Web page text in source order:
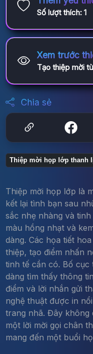
Số lượt thích: 1
Xem trước
Tạo thiệp mời
Chia sẻ
Thiệp mời họp lớp thanh
Thiệp mời họp lớp là
kết lại tình bạn sau
sắc nhẹ nhàng và
màu hồng nhạt và
dàng. Các họa tiết
thiệp, tạo điểm nhấn
tinh tế cần có. Bố
dàng tìm thấy thông
điểm và lời nhắn gửi
nghệ thuật được in
trang nhã. Đây không
một lời mời gọi chân
mang đến một buổi